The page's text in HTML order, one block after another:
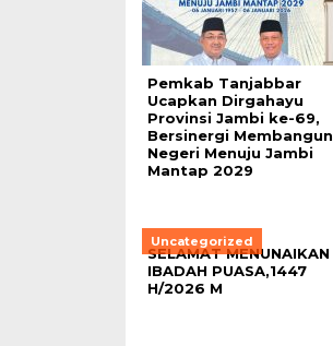
Pemkab Tanjabbar
Ucapkan Dirgahayu
Provinsi Jambi ke-69,
Bersinergi Membangun
Negeri Menuju Jambi
Mantap 2029
Uncategorized
SELAMAT MENUNAIKAN
IBADAH PUASA,1447
H/2026 M